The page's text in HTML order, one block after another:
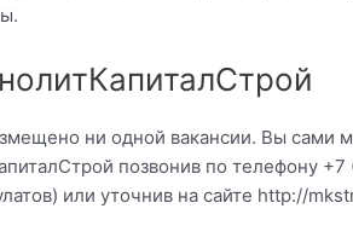
ни одной вакансии. Вы сами
позвонив по телефону +7
или уточнив на сайте http://